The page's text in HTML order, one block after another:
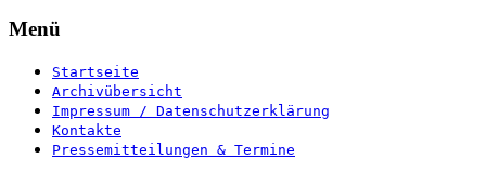
Menü
Startseite
Archivübersicht
Impressum / Datenschutzerklärung
Kontakte
Pressemitteilungen & Termine